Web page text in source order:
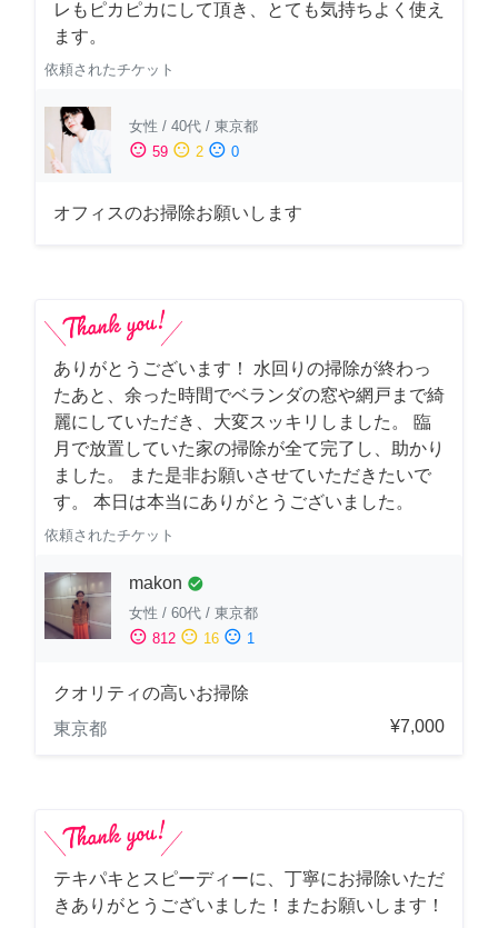
レもピカピカにして頂き、とても気持ちよく使え
ます。
依頼されたチケット
女性 / 40代 / 東京都
sentiment_satisfied 59 sentiment_neutral 2 sentiment_dissatisfied 0
オフィスのお掃除お願いします
ありがとうございます！ 水回りの掃除が終わっ
たあと、余った時間でベランダの窓や網戸まで綺
麗にしていただき、大変スッキリしました。 臨
月で放置していた家の掃除が全て完了し、助かり
ました。 また是非お願いさせていただきたいで
す。 本日は本当にありがとうございました。
依頼されたチケット
makon check_circle
女性 / 60代 / 東京都
sentiment_satisfied 812 sentiment_neutral 16 sentiment_dissatisfied 1
クオリティの高いお掃除
東京都
¥7,000
テキパキとスピーディーに、丁寧にお掃除いただ
きありがとうございました！またお願いします！